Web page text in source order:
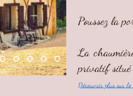
Poussez la
La
privatif situé
Découvrir plus sur le